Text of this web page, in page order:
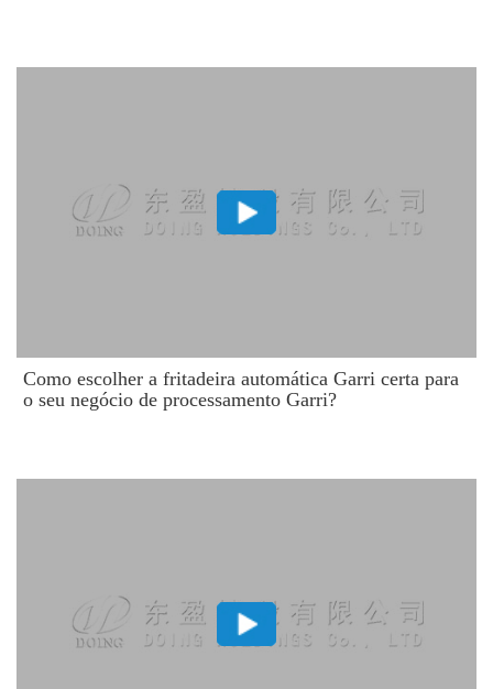
Como escolher a fritadeira automática Garri certa para
o seu negócio de processamento Garri?